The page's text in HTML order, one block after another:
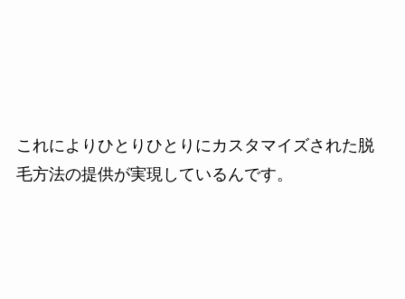
これによりひとりひとりにカスタマイズされた脱
毛方法の提供が実現しているんです。